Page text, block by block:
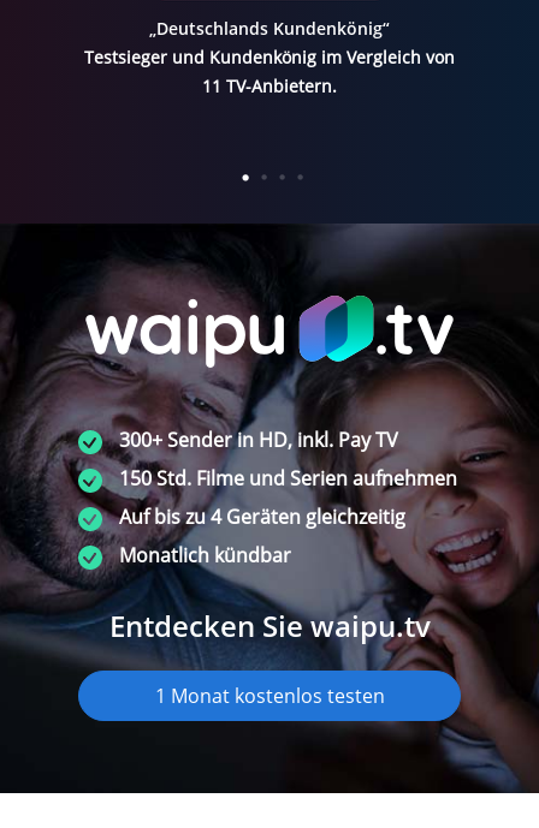
„Deutschlands Kundenkönig“
Testsieger und Kundenkönig im Vergleich von
11 TV-Anbietern.
300+ Sender in HD, inkl. Pay TV
150 Std. Filme und Serien aufnehmen
Auf bis zu 4 Geräten gleichzeitig
Monatlich kündbar
Entdecken Sie waipu.tv
1 Monat kostenlos testen